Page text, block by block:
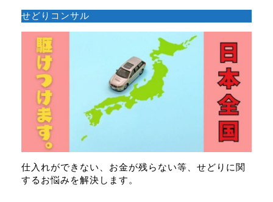
せどりコンサル
仕入れができない、お金が残らない等、せどりに関
するお悩みを解決します。